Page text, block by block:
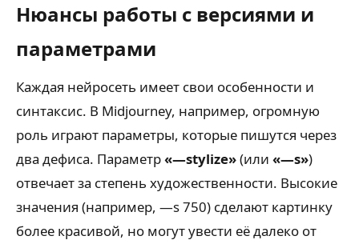
Нюансы работы с версиями и
параметрами
Каждая нейросеть имеет свои особенности и
синтаксис. В Midjourney, например, огромную
роль играют параметры, которые пишутся через
два дефиса. Параметр«—stylize»(или «—s»)
отвечает за степень художественности. Высокие
значения (например, —s 750) сделают картинку
более красивой, но могут увести её далеко от